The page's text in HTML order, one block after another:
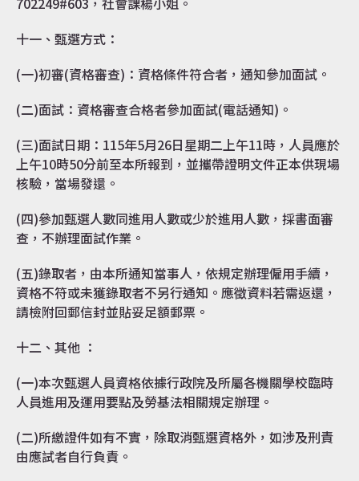
十一、甄選方式：
(一)初審(資格審查)：資格條件符合者，通知參加面試。
(二)面試：資格審查合格者參加面試(電話通知)。
(三)面試日期：115年5月26日星期二上午11時，人員應於
上午10時50分前至本所報到，並攜帶證明文件正本供現場
核驗，當場發還。
(四)參加甄選人數同進用人數或少於進用人數，採書面審
查，不辦理面試作業。
(五)錄取者，由本所通知當事人，依規定辦理僱用手續，
資格不符或未獲錄取者不另行通知。應徵資料若需返還，
請檢附回郵信封並貼妥足額郵票。
十二、其他 ：
(一)本次甄選人員資格依據行政院及所屬各機關學校臨時
人員進用及運用要點及勞基法相關規定辦理。
(二)所繳證件如有不實，除取消甄選資格外，如涉及刑責
由應試者自行負責。